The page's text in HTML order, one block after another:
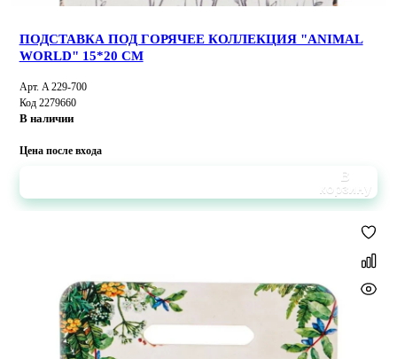
ПОДСТАВКА ПОД ГОРЯЧЕЕ КОЛЛЕКЦИЯ "ANIMAL
WORLD" 15*20 СМ
Арт. A 229-700
Код 2279660
В наличии
Цена после входа
В
корзину